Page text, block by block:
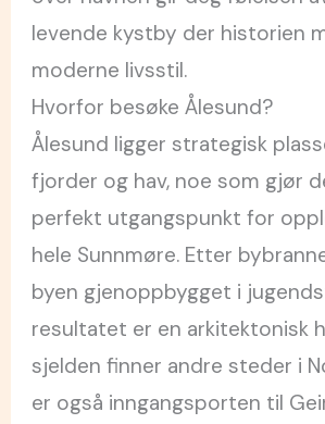
levende kystby der historien
moderne livsstil.
Hvorfor besøke Ålesund?
Ålesund ligger strategisk
fjorder og hav, noe som gjør
perfekt utgangspunkt for
hele Sunnmøre. Etter
byen gjenoppbygget i
resultatet er en arkitektonisk
sjelden finner andre steder i
er også inngangsporten til